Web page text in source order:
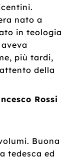
nato a
in teologia
più tardi,
della
Rossi
Buona
tedesca ed